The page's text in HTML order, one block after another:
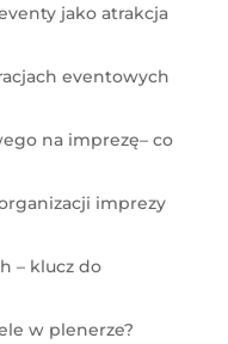
jako atrakcja
eventowych
na imprezę– co
imprezy
– klucz do
w plenerze?